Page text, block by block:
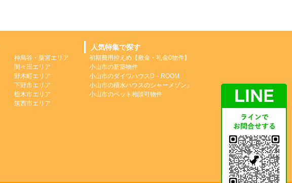
神烏谷・粟宮エリア
間々田エリア
野木町エリア
下野市エリア
栃木市エリア
筑西市エリア
人気特集で探す
初期費用控えめ【敷金・礼金0物件】
小山市の新築物件
小山市のダイワハウスD－ROOM
小山市の積水ハウスのシャーメゾン』
小山市のペット相談可物件